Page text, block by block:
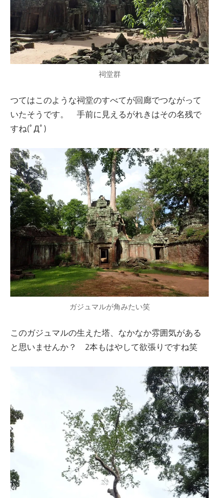
祠堂群
つてはこのような祠堂のすべてが回廊でつながって
いたそうです。 手前に見えるがれきはその名残で
すね(ﾟДﾟ)
ガジュマルが角みたい笑
このガジュマルの生えた塔、なかなか雰囲気がある
と思いませんか？ 2本もはやして欲張りですね笑